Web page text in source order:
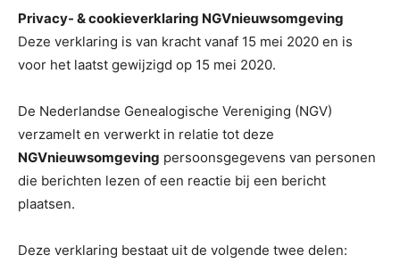
Privacy- & cookieverklaring NGVnieuwsomgeving
Deze verklaring is van kracht vanaf 15 mei 2020 en is
voor het laatst gewijzigd op 15 mei 2020.
De Nederlandse Genealogische Vereniging (NGV)
verzamelt en verwerkt in relatie tot deze
NGVnieuwsomgeving persoonsgegevens van personen
die berichten lezen of een reactie bij een bericht
plaatsen.
Deze verklaring bestaat uit de volgende twee delen: